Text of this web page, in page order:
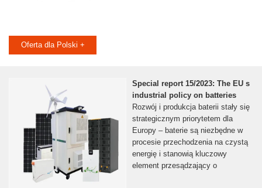
Oferta dla Polski +
Special report 15/2023: The EU s
industrial policy on batteries
Rozwój i produkcja baterii stały się
strategicznym priorytetem dla
Europy – baterie są niezbędne w
procesie przechodzenia na czystą
energię i stanowią kluczowy
element przesądzający o